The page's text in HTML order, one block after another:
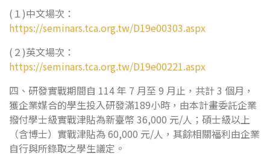
(１)中文場次：
https://seminars.tca.org.tw/D19e00303.aspx
(２)英文場次：
https://seminars.tca.org.tw/D19e00221.aspx
四、研發實戰期間自 114 年 7 月至 9 月止，共計 3 個月，
獲企業媒合的學生投入研發滿189小時，由本計畫委託企業
撥付學士級實戰津貼為新臺幣 36,000 元/人；碩士級以上
（含博士）實戰津貼為 60,000 元/人，其餘相關福利由企業
自行與所錄取之學生議定。